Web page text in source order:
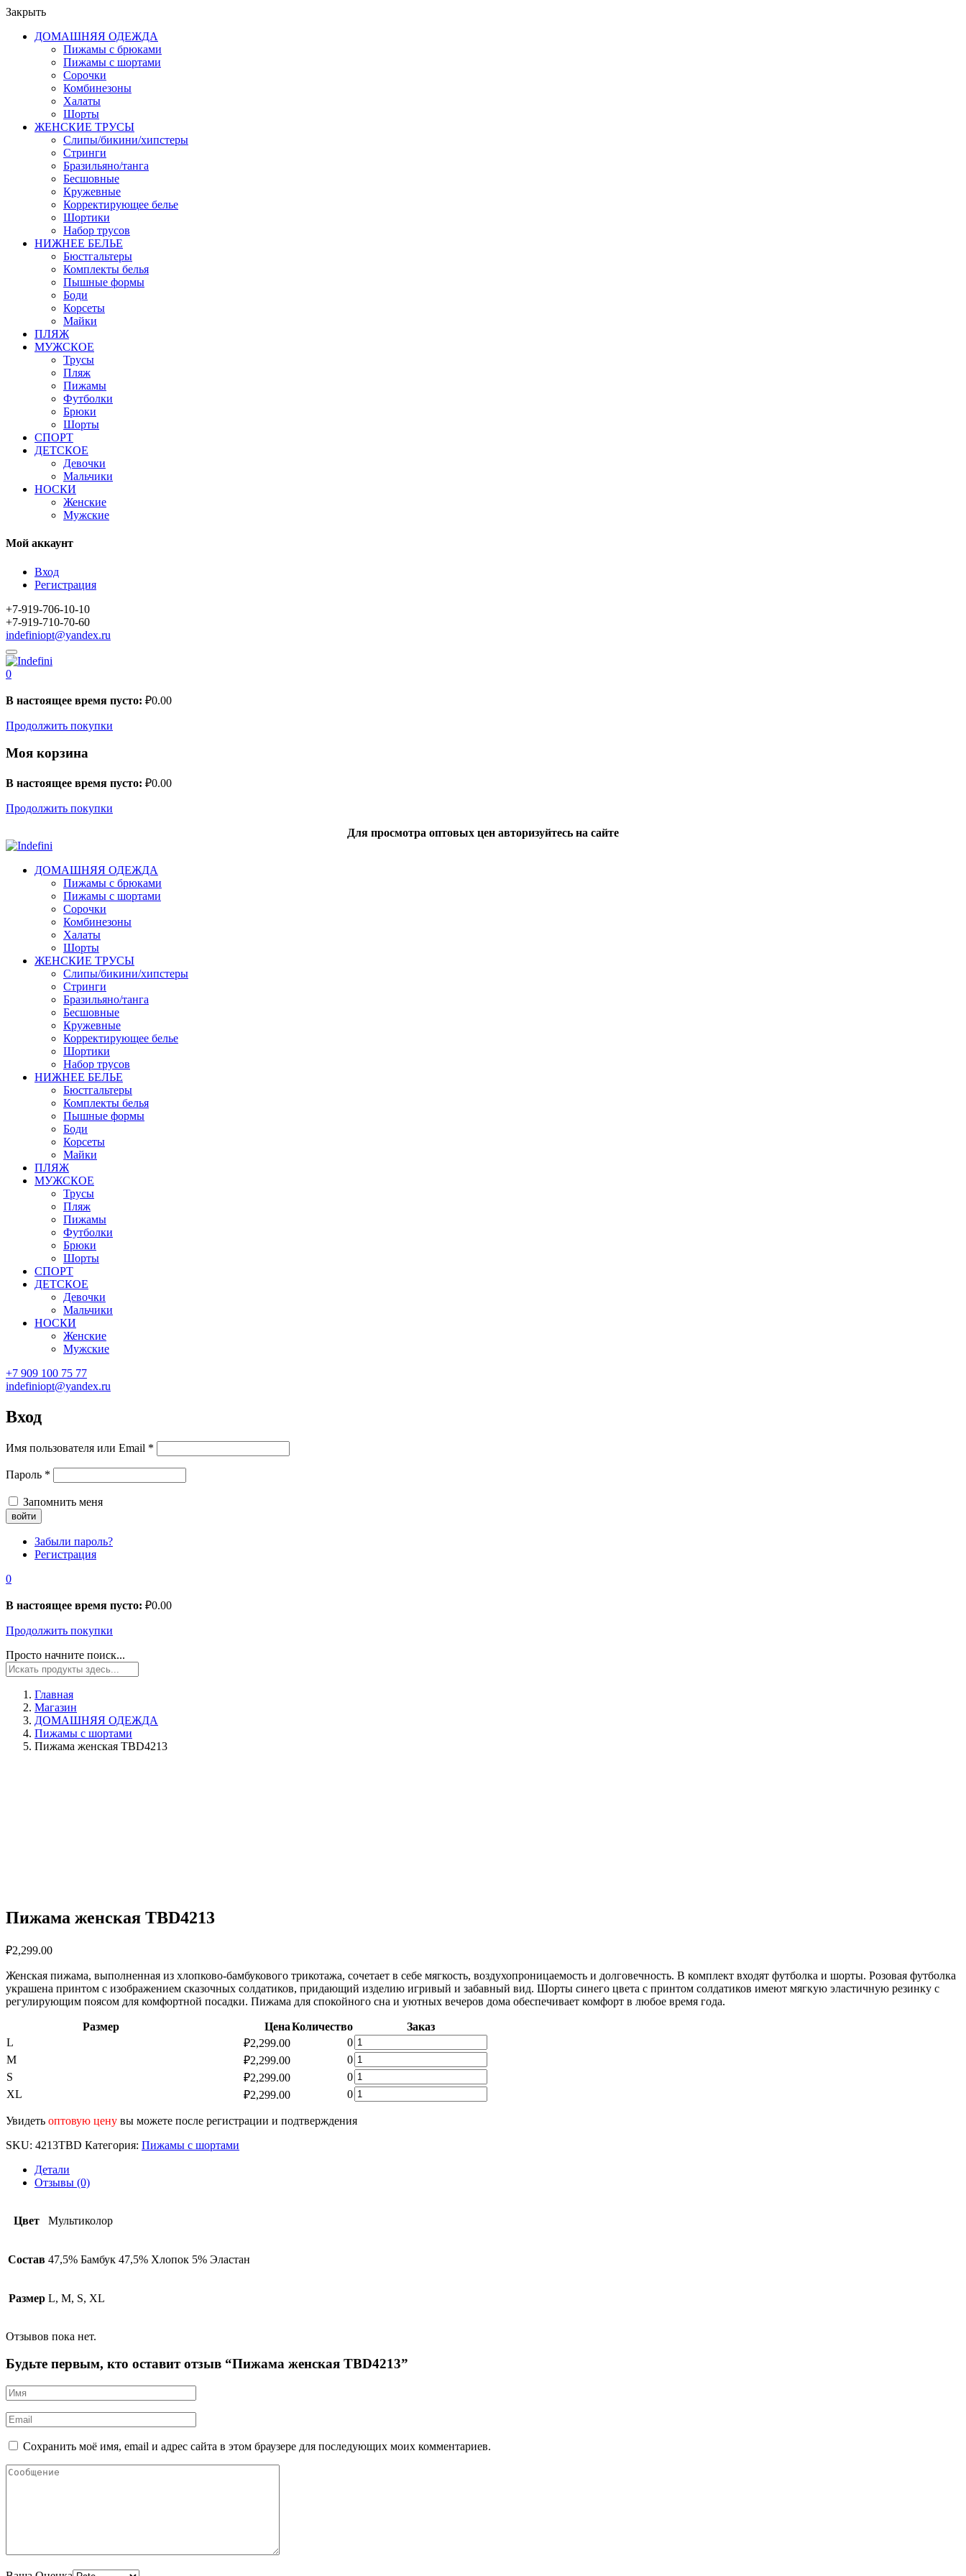
Закрыть
ДОМАШНЯЯ ОДЕЖДА
Пижамы с брюками
Пижамы с шортами
Сорочки
Комбинезоны
Халаты
Шорты
ЖЕНСКИЕ ТРУСЫ
Слипы/бикини/хипстеры
Стринги
Бразильяно/танга
Бесшовные
Кружевные
Корректирующее белье
Шортики
Набор трусов
НИЖНЕЕ БЕЛЬЕ
Бюстгальтеры
Комплекты белья
Пышные формы
Боди
Корсеты
Майки
ПЛЯЖ
МУЖСКОЕ
Трусы
Пляж
Пижамы
Футболки
Брюки
Шорты
СПОРТ
ДЕТСКОЕ
Девочки
Мальчики
НОСКИ
Женские
Мужские
Мой аккаунт
Вход
Регистрация
+7-919-706-10-10
+7-919-710-70-60
indefiniopt@yandex.ru
0
В настоящее время пусто: ₽0.00
Продолжить покупки
Моя корзина
В настоящее время пусто: ₽0.00
Продолжить покупки
Для просмотра оптовых цен авторизуйтесь на сайте
ДОМАШНЯЯ ОДЕЖДА
Пижамы с брюками
Пижамы с шортами
Сорочки
Комбинезоны
Халаты
Шорты
ЖЕНСКИЕ ТРУСЫ
Слипы/бикини/хипстеры
Стринги
Бразильяно/танга
Бесшовные
Кружевные
Корректирующее белье
Шортики
Набор трусов
НИЖНЕЕ БЕЛЬЕ
Бюстгальтеры
Комплекты белья
Пышные формы
Боди
Корсеты
Майки
ПЛЯЖ
МУЖСКОЕ
Трусы
Пляж
Пижамы
Футболки
Брюки
Шорты
СПОРТ
ДЕТСКОЕ
Девочки
Мальчики
НОСКИ
Женские
Мужские
+7 909 100 75 77
indefiniopt@yandex.ru
Вход
Имя пользователя или Email *
Пароль *
Запомнить меня
Забыли пароль?
Регистрация
0
В настоящее время пусто: ₽0.00
Продолжить покупки
Просто начните поиск...
Главная
Магазин
ДОМАШНЯЯ ОДЕЖДА
Пижамы с шортами
Пижама женская TBD4213
Пижама женская TBD4213
₽2,299.00
Женская пижама, выполненная из хлопково-бамбукового трикотажа, сочетает в себе мягкость, воздухопроницаемость и долговечность. В комплект входят футболка и шорты. Розовая футболка
украшена принтом с изображением сказочных солдатиков, придающий изделию игривый и забавный вид. Шорты синего цвета с принтом солдатиков имеют мягкую эластичную резинку с
регулирующим поясом для комфортной посадки. Пижама для спокойного сна и уютных вечеров дома обеспечивает комфорт в любое время года.
Размер ЦенаКоличество
Заказ
L
₽2,299.00 0 Количество
товара
Пижама
женская
TBD4213
M ₽2,299.00 0 Количество
товара
Пижама
женская
S ₽2,299.00 0 Количество
товара
Пижама
TBD4213
XL ₽2,299.00 0 Количество
товара
Пижама
Увидеть оптовую цену вы можете после регистрации и подтверждения
SKU: 4213TBD Категория: Пижамы с шортами
Детали
Отзывы (0)
Цвет Мультиколор
Состав 47,5% Бамбук 47,5% Хлопок 5% Эластан
Размер L, M, S, XL
Отзывов пока нет.
Будьте первым, кто оставит отзыв “Пижама женская TBD4213”
Сохранить моё имя, email и адрес сайта в этом браузере для последующих моих комментариев.